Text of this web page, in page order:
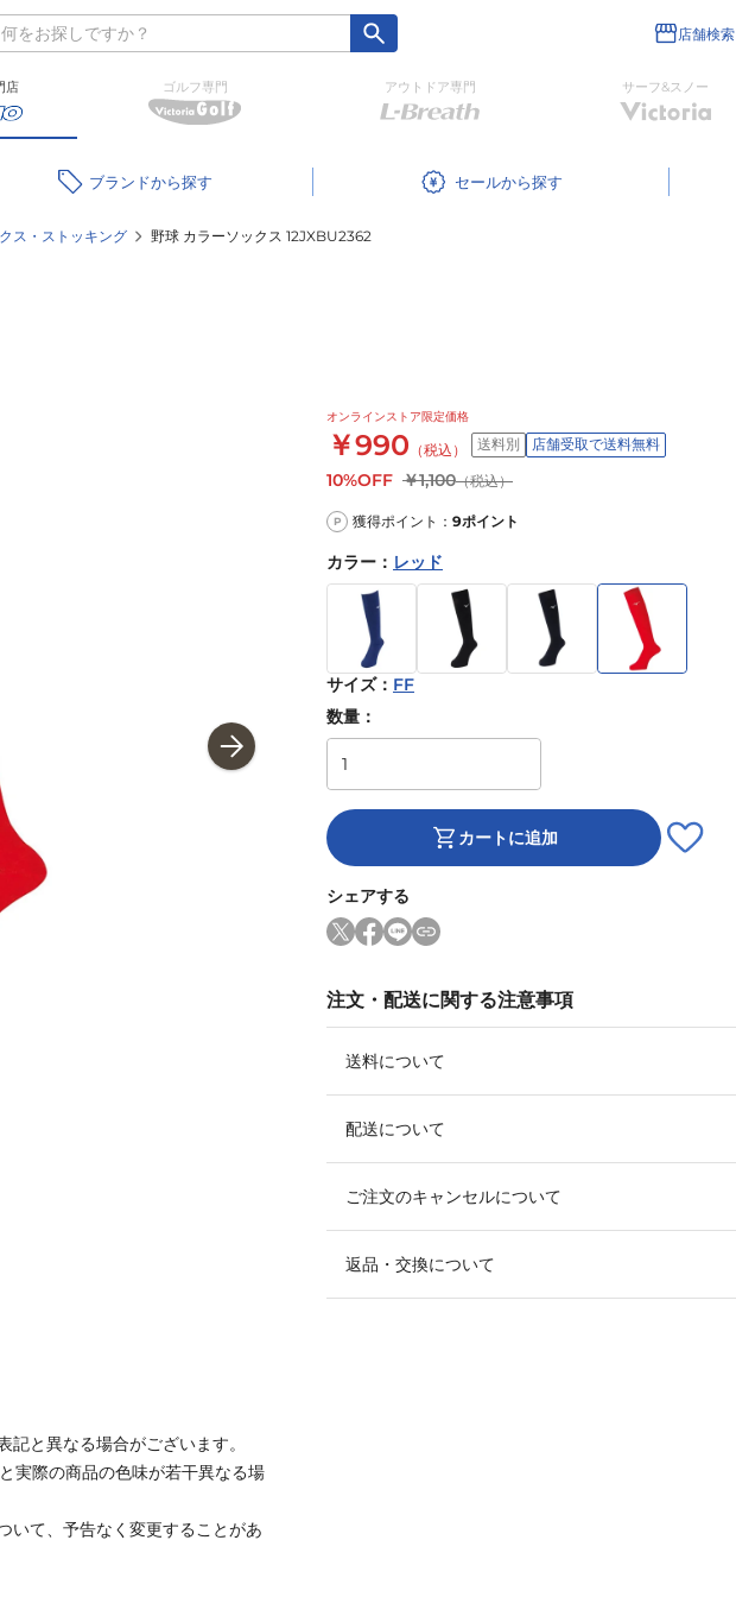
店舗検索
店 ゴルフ専門 アウトドア専門 サーフ&スノー
ブランド セール
ス・ストッキング 野球 カラーソックス 12JXBU2362
オンラインストア限定価格
￥990 （税込） 送料別 店舗受取で送料無料
10%OFF ￥1,100（税込）
P 獲得ポイント： 9ポイント
カラー ： レッド
サイズ： FF
数量：
カートに追加
シェアする
注文・配送に関する注意事項
送料について
配送について
ご注文のキャンセルについて
返品・交換について
と異なる場合がございます。
実際の商品の色味が若干異なる場
いて、予告なく変更することがあ